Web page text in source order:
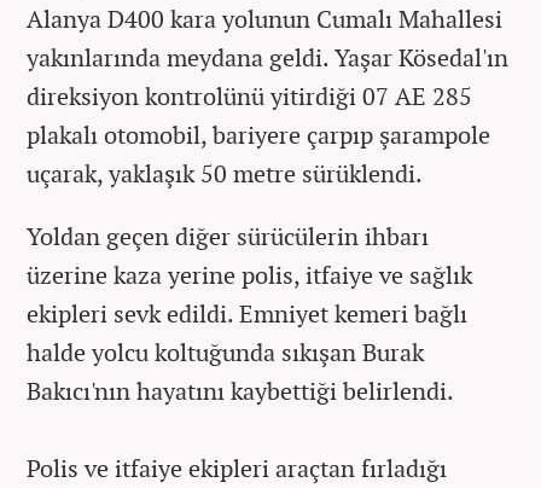
Alanya D400 kara yolunun Cumalı Mahallesi
yakınlarında meydana geldi. Yaşar Kösedal'ın
direksiyon kontrolünü yitirdiği 07 AE 285
plakalı otomobil, bariyere çarpıp şarampole
uçarak, yaklaşık 50 metre sürüklendi.
Yoldan geçen diğer sürücülerin ihbarı
üzerine kaza yerine polis, itfaiye ve sağlık
ekipleri sevk edildi. Emniyet kemeri bağlı
halde yolcu koltuğunda sıkışan Burak
Bakıcı'nın hayatını kaybettiği belirlendi.
Polis ve itfaiye ekipleri araçtan fırladığı